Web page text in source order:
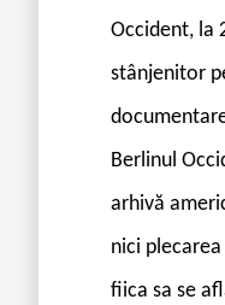
Occident, la
stânjenitor
Berlinul
arhivă
nici
fiica sa se